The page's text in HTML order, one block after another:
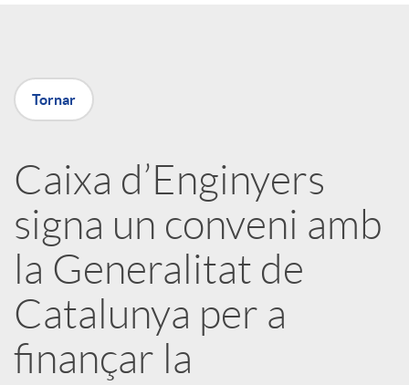
X
r
x
e
s
Tornar
Caixa d’Enginyers
signa un conveni amb
la Generalitat de
Catalunya per a
finançar la